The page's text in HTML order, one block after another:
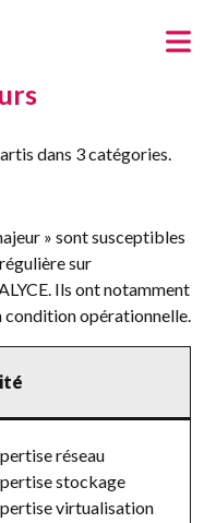
dans 3 catégories.
» sont susceptibles
sur
Ils ont notamment
condition opérationnelle.
réseau
stockage
virtualisation